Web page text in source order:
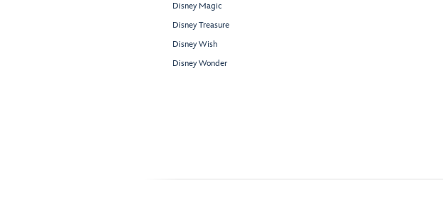
Disney Magic
Disney Treasure
Disney Wish
Disney Wonder